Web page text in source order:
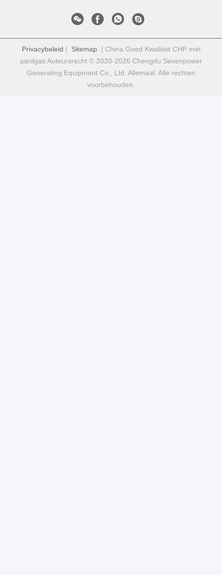
Privacybeleid | Sitemap| China Goed Kwaliteit CHP met
aardgas Auteursrecht © 2020-2026 Chengdu Sevenpower
Generating Equipment Co., Ltd. Allemaal. Alle rechten
voorbehouden.